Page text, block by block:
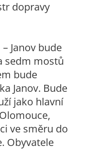
dopravy
Janov bude
sedm mostů
bude
Janov. Bude
jako hlavní
ve směru do
Obyvatele